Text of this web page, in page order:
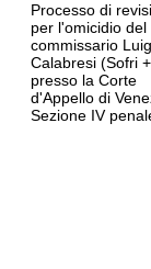
Processo di
per l'omicidio del
commissario
Calabresi (Sofri
presso la Corte
d'Appello di
Sezione IV